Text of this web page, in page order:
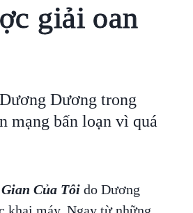
giải oan
Dương trong
mạng bấn loạn vì quá
Của Tôido Dương